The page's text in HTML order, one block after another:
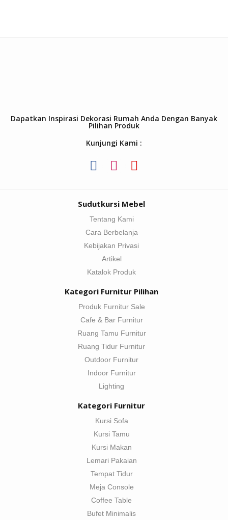
Dapatkan Inspirasi Dekorasi Rumah Anda Dengan Banyak
Pilihan Produk
Kunjungi Kami :
Sudutkursi Mebel
Tentang Kami
Cara Berbelanja
Kebijakan Privasi
Artikel
Katalok Produk
Kategori Furnitur Pilihan
Produk Furnitur Sale
Cafe & Bar Furnitur
Ruang Tamu Furnitur
Ruang Tidur Furnitur
Outdoor Furnitur
Indoor Furnitur
Lighting
Kategori Furnitur
Kursi Sofa
Kursi Tamu
Kursi Makan
Lemari Pakaian
Tempat Tidur
Meja Console
Coffee Table
Bufet Minimalis